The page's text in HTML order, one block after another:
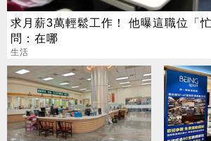
求月薪3萬輕鬆工作！ 他曝這職位「
問：在哪
生活